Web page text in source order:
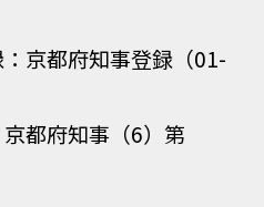
京都府知事登録（01-
都府知事（6）第